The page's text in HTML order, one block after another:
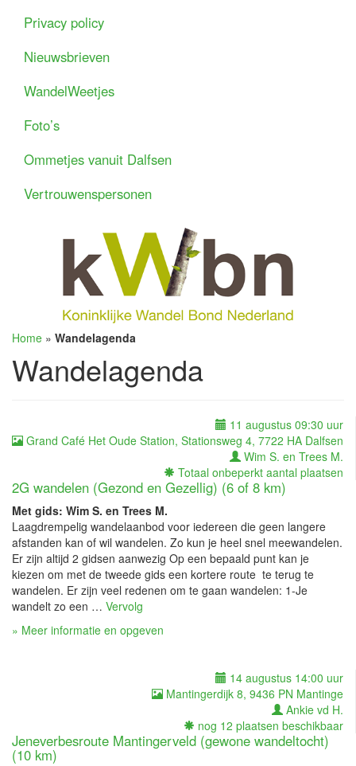
Privacy policy
Nieuwsbrieven
WandelWeetjes
Foto’s
Ommetjes vanuit Dalfsen
Vertrouwenspersonen
Home » Wandelagenda
Wandelagenda
11 augustus 09:30 uur
Grand Café Het Oude Station, Stationsweg 4, 7722 HA Dalfsen
Wim S. en Trees M.
Totaal onbeperkt aantal plaatsen
2G wandelen (Gezond en Gezellig) (6 of 8 km)
Met gids: Wim S. en Trees M.
Laagdrempelig wandelaanbod voor iedereen die geen langere
afstanden kan of wil wandelen. Zo kun je heel snel meewandelen.
Er zijn altijd 2 gidsen aanwezig Op een bepaald punt kan je
kiezen om met de tweede gids een kortere route te terug te
wandelen. Er zijn veel redenen om te gaan wandelen: 1-Je
wandelt zo een … Vervolg
» Meer informatie en opgeven
14 augustus 14:00 uur
Mantingerdijk 8, 9436 PN Mantinge
Ankie vd H.
nog 12 plaatsen beschikbaar
Jeneverbesroute Mantingerveld (gewone wandeltocht)
(10 km)